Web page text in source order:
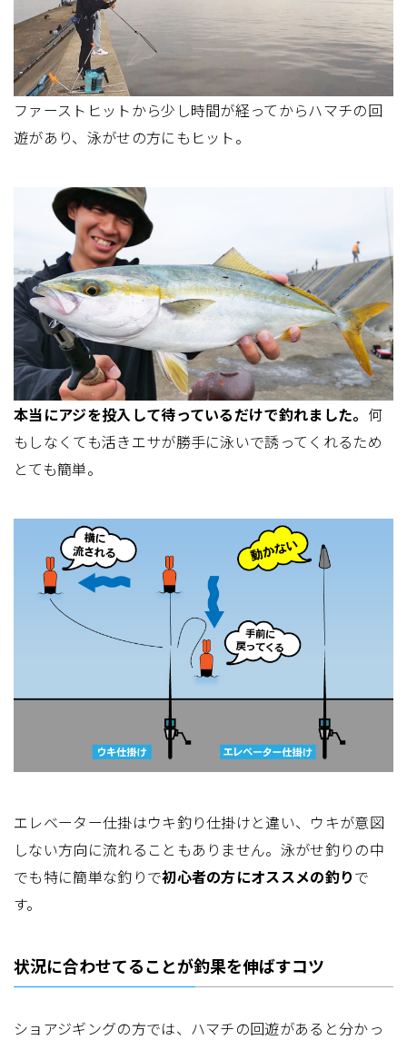
ファーストヒットから少し時間が経ってからハマチの回
遊があり、泳がせの方にもヒット。
本当にアジを投入して待っているだけで釣れました。 何
もしなくても活きエサが勝手に泳いで誘ってくれるため
とても簡単。
エレベーター仕掛はウキ釣り仕掛けと違い、ウキが意図
しない方向に流れることもありません。泳がせ釣りの中
でも特に簡単な釣りで初心者の方にオススメの釣りで
す。
状況に合わせてることが釣果を伸ばすコツ
ショアジギングの方では、ハマチの回遊があると分かっ